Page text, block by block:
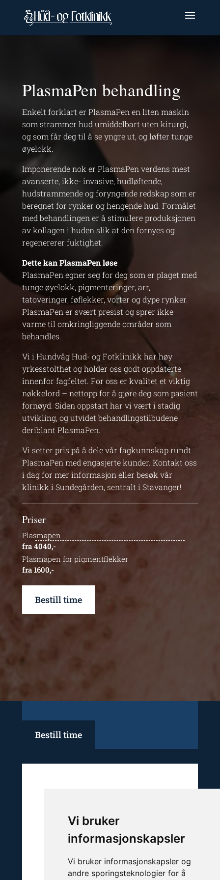
Vi bruker
informasjonskapsler
Vi bruker informasjonskapsler og
andre sporingsteknologier for å
PlasmaPen behandling
Enkelt forklart er PlasmaPen en liten maskin
som strammer hud umiddelbart uten kirurgi,
og som får deg til å se yngre ut, og løfter tunge
øyelokk.
Imponerende nok er PlasmaPen verdens mest
avanserte, ikke- invasive, hudløftende,
hudstrammende og foryngende redskap som er
beregnet for rynker og hengende hud. Formålet
med behandlingen er å stimulere produksjonen
av kollagen i huden slik at den fornyes og
regenererer fuktighet.
Dette kan PlasmaPen løse
PlasmaPen egner seg for deg som er plaget med
tunge øyelokk, pigmenteringer, arr,
tatoveringer, føflekker, vorter og dype rynker.
PlasmaPen er svært presist og sprer ikke
varme til omkringliggende områder som
behandles.
Vi i Hundvåg Hud- og Fotklinikk har høy
yrkesstolthet og holder oss godt oppdaterte
innenfor fagfeltet. For oss er kvalitet et viktig
nøkkelord – nettopp for å gjøre deg som pasient
fornøyd. Siden oppstart har vi vært i stadig
utvikling, og utvidet behandlingstilbudene
deriblant PlasmaPen.
Vi setter pris på å dele vår fagkunnskap rundt
PlasmaPen med engasjerte kunder. Kontakt oss
i dag for mer informasjon eller besøk vår
klinikk i Sundegården, sentralt i Stavanger!
Priser
Plasmapen
fra 4040,-
Plasmapen for pigmentflekker
fra 1600,-
Bestill time
Bestill time